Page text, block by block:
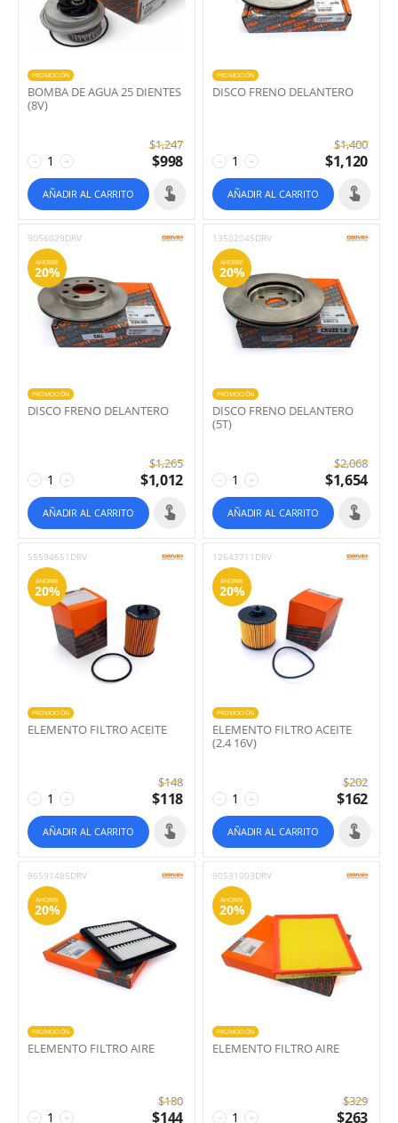
PROMOCIÓN
BOMBA DE AGUA 25 DIENTES
(8V)
+
−
$1,247
$998
AÑADIR AL CARRITO
PROMOCIÓN
DISCO FRENO DELANTERO
+
−
$1,400
$1,120
AÑADIR AL CARRITO
9056029DRV
AHORRE
20%
PROMOCIÓN
DISCO FRENO DELANTERO
+
−
$1,265
$1,012
AÑADIR AL CARRITO
13502045DRV
AHORRE
20%
PROMOCIÓN
DISCO FRENO DELANTERO
(5T)
+
−
$2,068
$1,654
AÑADIR AL CARRITO
55594651DRV
AHORRE
20%
PROMOCIÓN
ELEMENTO FILTRO ACEITE
+
−
$148
$118
AÑADIR AL CARRITO
12643711DRV
AHORRE
20%
PROMOCIÓN
ELEMENTO FILTRO ACEITE
(2.4 16V)
+
−
$202
$162
AÑADIR AL CARRITO
96591485DRV
AHORRE
20%
PROMOCIÓN
ELEMENTO FILTRO AIRE
+
−
$180
$144
90531003DRV
AHORRE
20%
PROMOCIÓN
ELEMENTO FILTRO AIRE
+
−
$329
$263